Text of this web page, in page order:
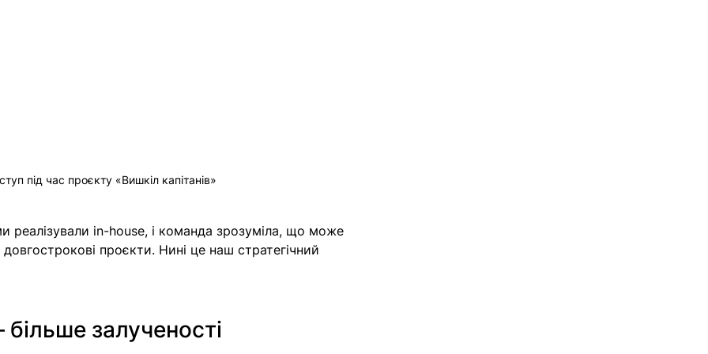
під час проєкту «Вишкіл капітанів»
реалізували in-house, і команда зрозуміла, що може
проєкти. Нині це наш стратегічний
залученості